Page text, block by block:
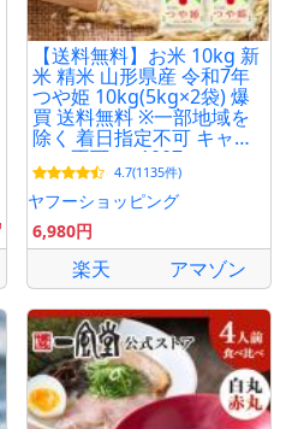
【送料無料】お米 10kg 新
米 精米 山形県産 令和7年
つや姫 10kg(5kg×2袋) 爆
買 送料無料 ※一部地域を
除く 着日指定不可 キャン
セル不可 rts1007
4.7(1135件)
ヤフーショッピング
6,980円
楽天 アマゾン